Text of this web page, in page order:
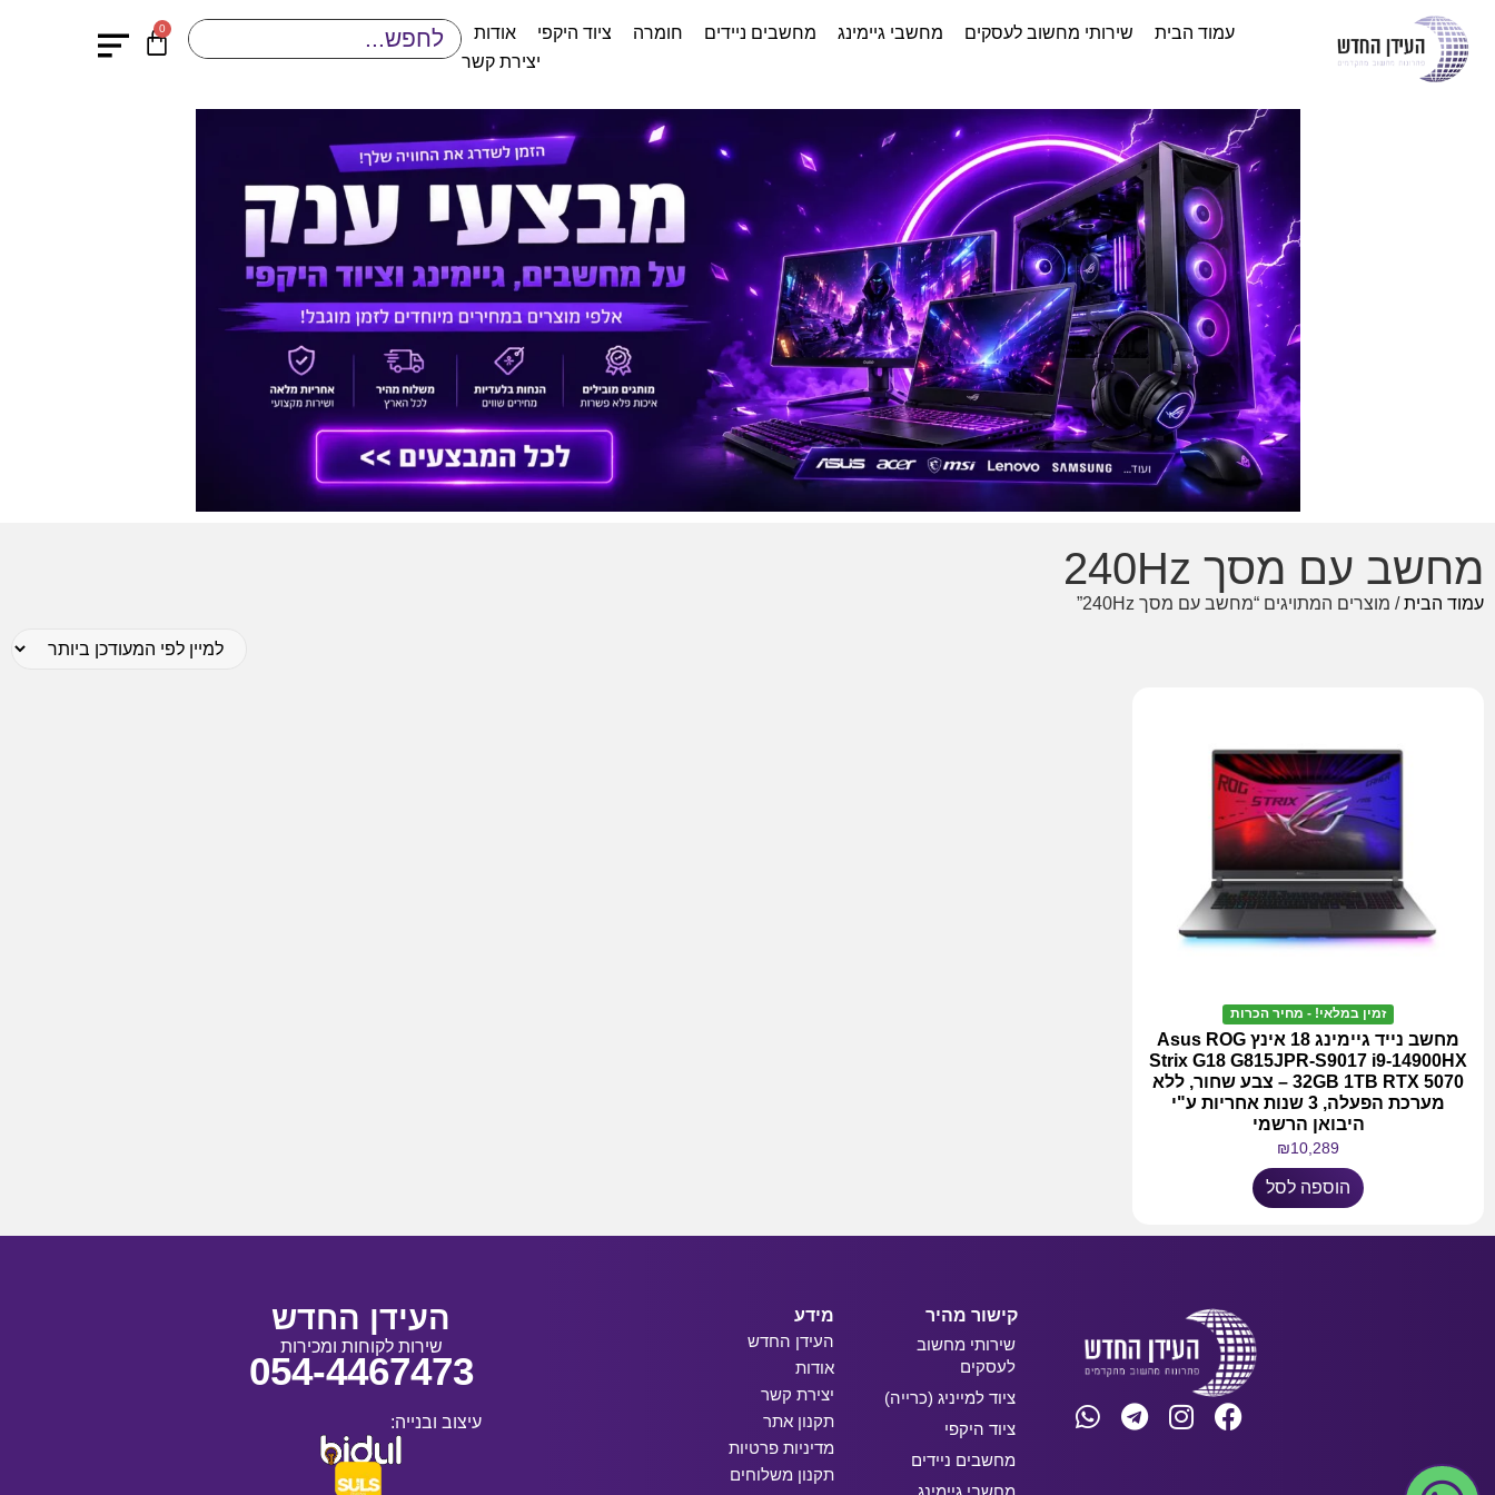
עמוד הבית שירותי מחשוב לעסקים מחשבי גיימינג מחשבים ניידים חומרה ציוד היקפי
אודות
יצירת קשר
0
מחשב עם מסך 240Hz
עמוד הבית/ מוצרים המתויגים “מחשב עם מסך 240Hz”
זמין במלאי! - מחיר הכרות
מחשב נייד גיימינג 18 אינץ Asus ROG
Strix G18 G815JPR-S9017 i9-14900HX
32GB 1TB RTX 5070 – צבע שחור, ללא
מערכת הפעלה, 3 שנות אחריות ע"י
היבואן הרשמי
₪10,289
הוספה לסל
קישור מהיר
שירותי מחשוב
לעסקים
ציוד למייניג (כרייה)
ציוד היקפי
מחשבים ניידים
מידע
העידן החדש
אודות
יצירת קשר
תקנון אתר
מדיניות פרטיות
תקנון משלוחים
העידן החדש
שירות לקוחות ומכירות
054-4467473
עיצוב ובנייה: